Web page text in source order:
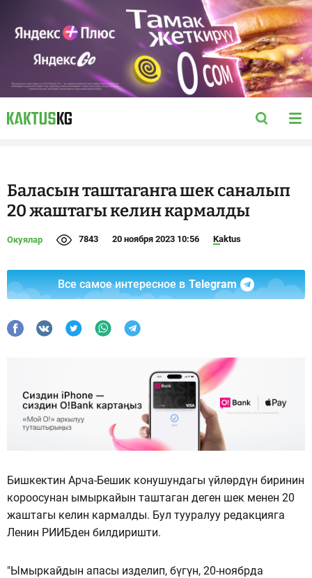
Баласын таштаганга шек саналып
20 жаштагы келин кармалды
Окуялар 7843 20 ноября 2023 10:56 Kaktus
Все самое интересное в Telegram
Бишкектин Арча-Бешик конушундагы үйлөрдүн биринин
короосунан ымыркайын таштаган деген шек менен 20
жаштагы келин кармалды. Бул тууралуу редакцияга
Ленин РИИБден билдиришти.
"Ымыркайдын апасы изделип, бүгүн, 20-ноябрда